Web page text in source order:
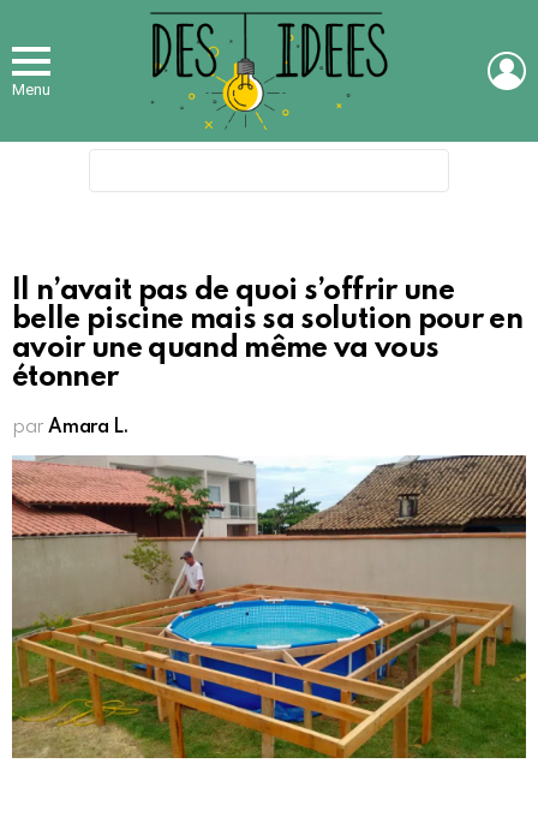
Menu
Il n’avait pas de quoi s’offrir une
belle piscine mais sa solution pour en
avoir une quand même va vous
étonner
par Amara L.